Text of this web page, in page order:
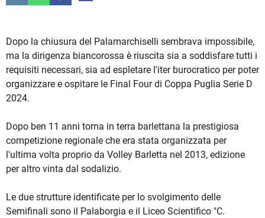
Dopo la chiusura del Palamarchiselli sembrava impossibile,
ma la dirigenza biancorossa è riuscita sia a soddisfare tutti i
requisiti necessari, sia ad espletare l'iter burocratico per poter
organizzare e ospitare le Final Four di Coppa Puglia Serie D
2024.
Dopo ben 11 anni torna in terra barlettana la prestigiosa
competizione regionale che era stata organizzata per
l'ultima volta proprio da Volley Barletta nel 2013, edizione
per altro vinta dal sodalizio.
Le due strutture identificate per lo svolgimento delle
Semifinali sono il Palaborgia e il Liceo Scientifico "C.